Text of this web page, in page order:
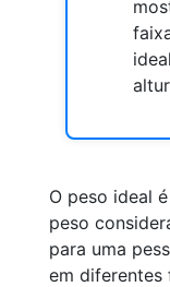
O peso ideal
peso
para uma
em diferentes